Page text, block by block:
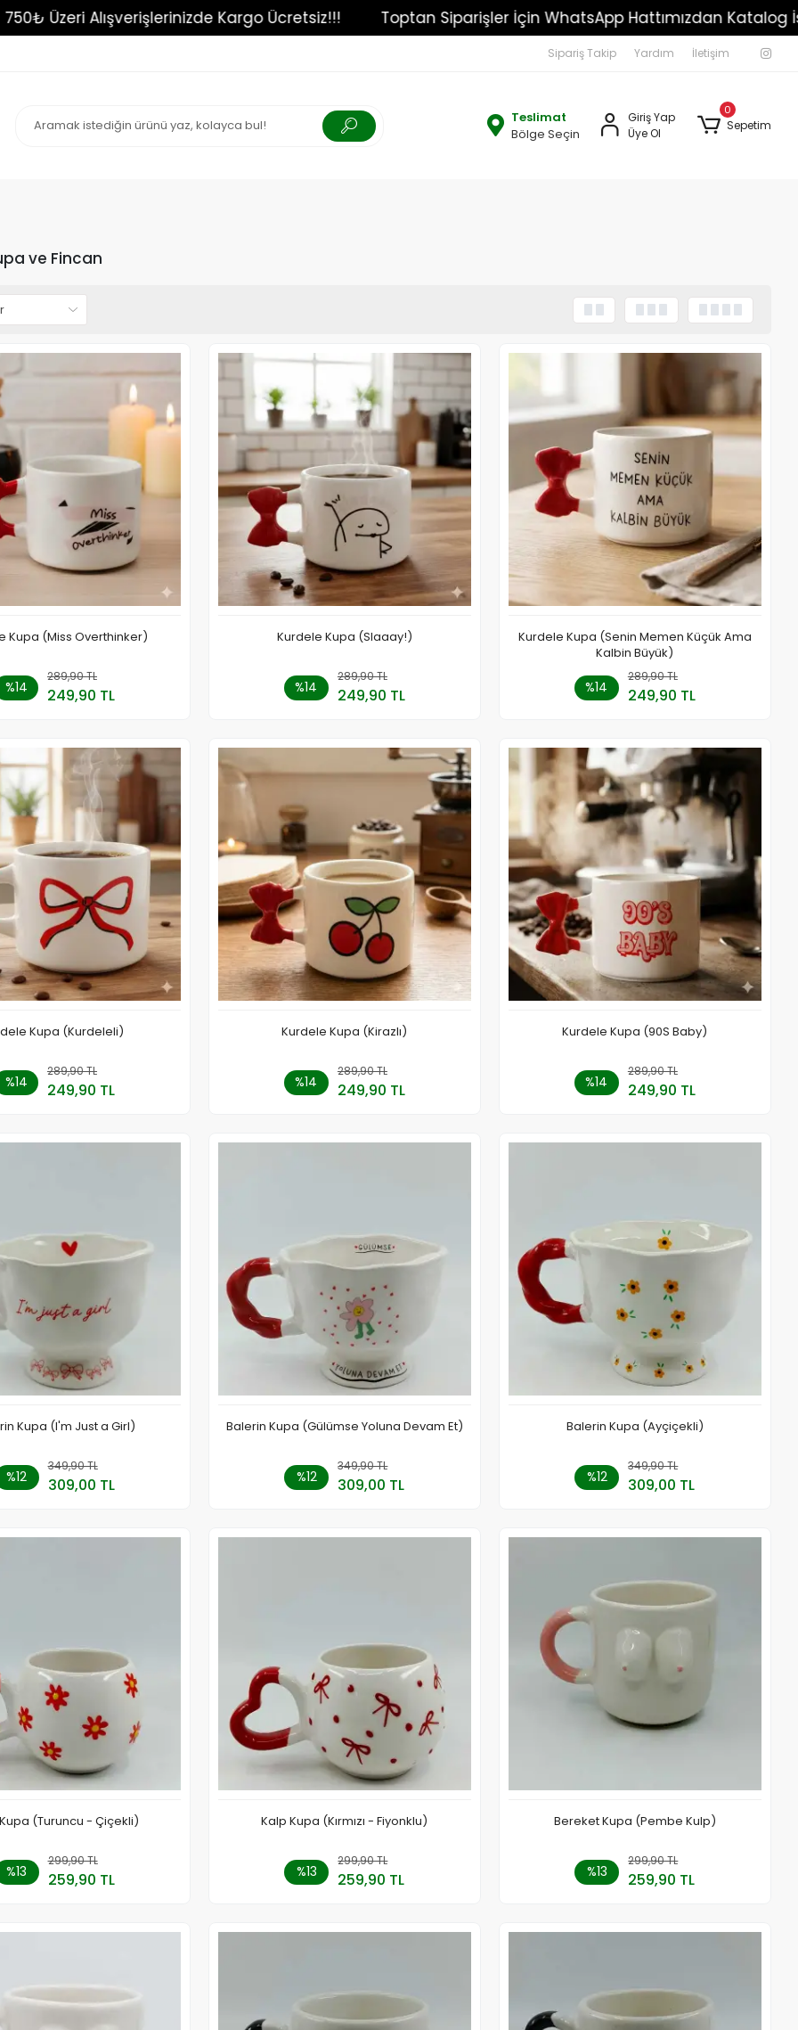
750₺ Üzeri Alışverişlerinizde Kargo Ücretsiz!!! Toptan Siparişler İçin WhatsApp
Sipariş Takip Yardım İletişim
Teslimat
Bölge Seçin
Giriş Yap
Üye Ol
0
Sepetim
ve Fincan
Kupa (Miss Overthinker)
%14
289,90 TL
249,90 TL
Sepete Ekle
Kurdele Kupa (Slaaay!)
%14
289,90 TL
249,90 TL
Stokta Yok
Kurdele Kupa (Senin Memen Küçük Ama
Kalbin Büyük)
%14
289,90 TL
249,90 TL
Sepete Ekle
Kupa (Kurdeleli)
%14
289,90 TL
249,90 TL
Sepete Ekle
Kurdele Kupa (Kirazlı)
%14
289,90 TL
249,90 TL
Sepete Ekle
Kurdele Kupa (90S Baby)
%14
289,90 TL
249,90 TL
Sepete Ekle
Kupa (I'm Just a Girl)
%12
349,90 TL
309,00 TL
Sepete Ekle
Balerin Kupa (Gülümse Yoluna Devam Et)
%12
349,90 TL
309,00 TL
Stokta Yok
Balerin Kupa (Ayçiçekli)
%12
349,90 TL
309,00 TL
Sepete Ekle
(Turuncu - Çiçekli)
%13
299,90 TL
259,90 TL
Sepete Ekle
Kalp Kupa (Kırmızı - Fiyonklu)
%13
299,90 TL
259,90 TL
Sepete Ekle
Bereket Kupa (Pembe Kulp)
%13
299,90 TL
259,90 TL
Sepete Ekle